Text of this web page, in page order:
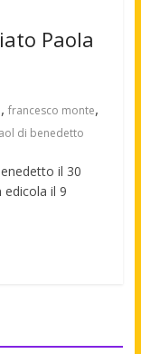
Paola
, francesco monte,
di benedetto
il 30
edicola il 9